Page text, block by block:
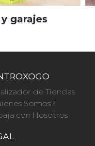
garajes
de Tiendas
Somos?
con Nosotros